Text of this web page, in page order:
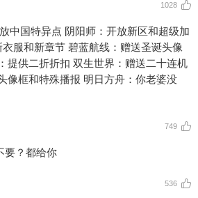
1028
中国特异点 阴阳师：开放新区和超级加
衣服和新章节 碧蓝航线：赠送圣诞头像
提供二折折扣 双生世界：赠送二十连机
像框和特殊播报 明日方舟：你老婆没
749
要？都给你
536